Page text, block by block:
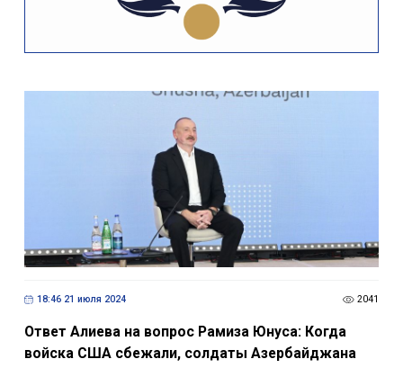
18:46 21 июля 2024 2041
Ответ Алиева на вопрос Рамиза Юнуса: Когда
войска США сбежали, солдаты Азербайджана